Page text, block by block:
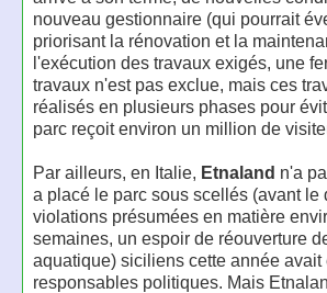
nouveau gestionnaire (qui pourrait
priorisant la rénovation et la
l'exécution des travaux exigés, une
travaux n'est pas exclue, mais ces
réalisés en plusieurs phases pour
parc reçoit environ un million de
Par ailleurs, en Italie, Etnaland n'a
a placé le parc sous scellés (avant
violations présumées en matière
semaines, un espoir de réouverture
aquatique) siciliens cette année
responsables politiques. Mais